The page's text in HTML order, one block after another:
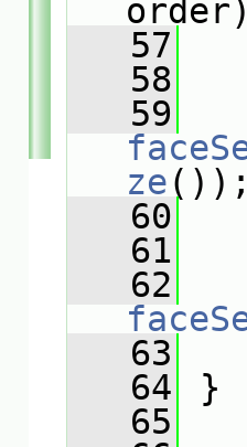
   57
   58
   59
ze
   60
   61
   62
   63
   64
}
   65